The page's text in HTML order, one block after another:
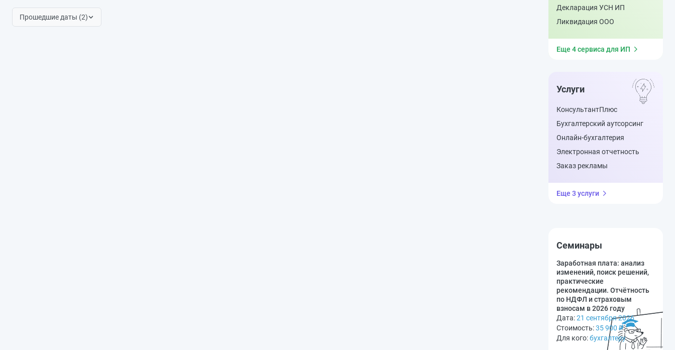
Прошедшие даты (2)
Декларация УСН ИП
Ликвидация ООО
Еще 4 сервиса для ИП
Услуги
КонсультантПлюс
Бухгалтерский аутсорсинг
Онлайн-бухгалтерия
Электронная отчетность
Заказ рекламы
Еще 3 услуги
Семинары
Заработная плата: анализ
изменений, поиск решений,
практические
рекомендации. Отчётность
по НДФЛ и страховым
взносам в 2026 году
Дата:21 сентября 2026
Стоимость:35 900 ₽
Для кого:бухгалтеру